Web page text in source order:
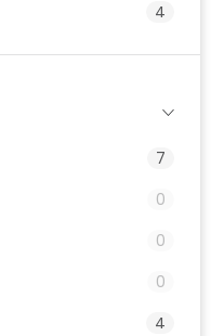
4
7
0
0
0
4